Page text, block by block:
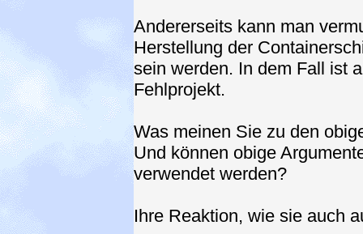
Andererseits kann man
Herstellung der
sein werden. In dem Fall ist
Fehlprojekt.
Was meinen Sie zu den
Und können obige
verwendet werden?
Ihre Reaktion, wie sie auch